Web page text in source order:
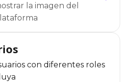
la imagen del
con diferentes roles